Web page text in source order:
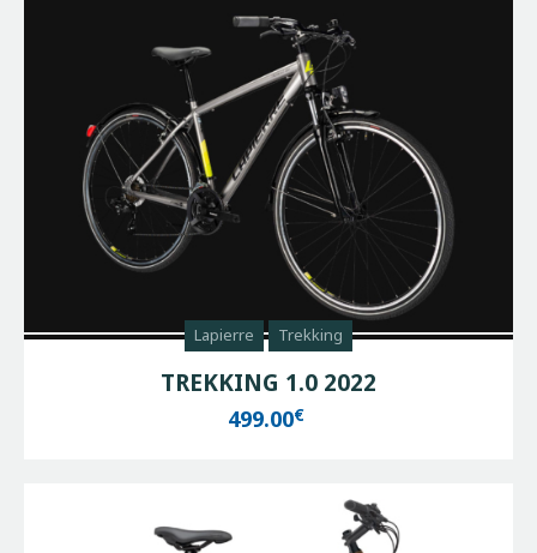
Lapierre Trekking
TREKKING 1.0 2022
499.00€